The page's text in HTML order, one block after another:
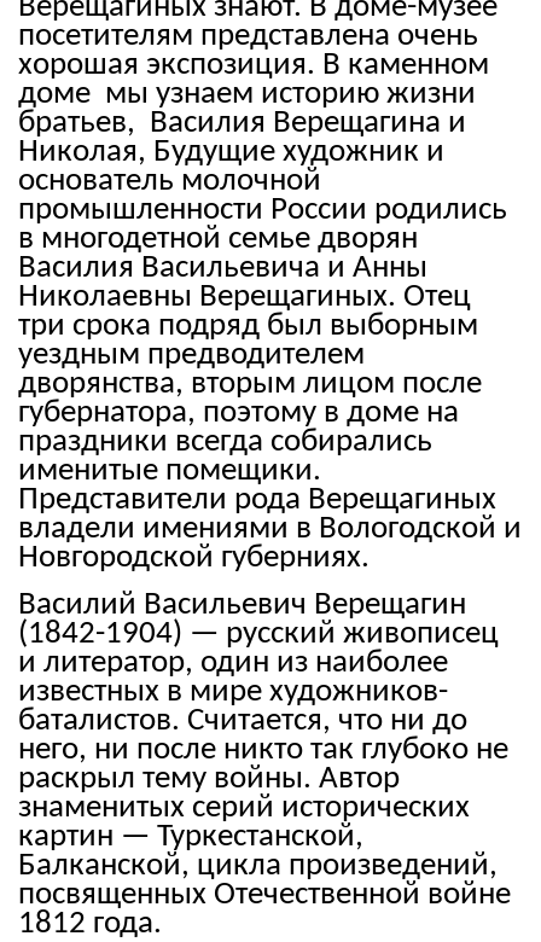
Верещагиных знают. В доме-музее
посетителям представлена очень
хорошая экспозиция. В каменном
доме мы узнаем историю жизни
братьев, Василия Верещагина и
Николая, Будущие художник и
основатель молочной
промышленности России родились
в многодетной семье дворян
Василия Васильевича и Анны
Николаевны Верещагиных. Отец
три срока подряд был выборным
уездным предводителем
дворянства, вторым лицом после
губернатора, поэтому в доме на
праздники всегда собирались
именитые помещики.
Представители рода Верещагиных
владели имениями в Вологодской и
Новгородской губерниях.
Василий Васильевич Верещагин
(1842-1904) — русский живописец
и литератор, один из наиболее
известных в мире художников-
баталистов. Считается, что ни до
него, ни после никто так глубоко не
раскрыл тему войны. Автор
знаменитых серий исторических
картин — Туркестанской,
Балканской, цикла произведений,
посвященных Отечественной войне
1812 года.